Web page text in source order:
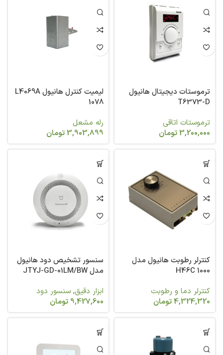
ترموستات دیجیتال هانیول
T6373-D
ترموستات اتاقی
3,200,000تومان
لیمیت کنترل هانیول L4069A
1078
رله مشعل
3,903,899تومان
کنترلر رطوبت هانیول مدل
H46C 1000
کنترلر دما و رطوبت
4,324,320تومان
سنسور تشخیص دود هانیول
مدل JTYJ-GD-01LM/BW
ابزار دقیق, سنسور دود
9,427,600 تومان